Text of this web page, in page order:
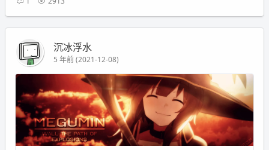
沉冰浮水
5 年前 (2021-12-08)